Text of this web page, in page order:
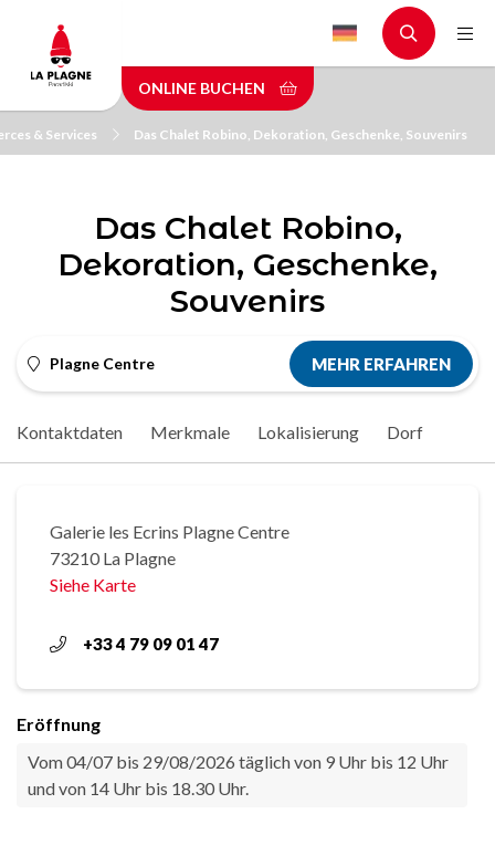
main
content
ONLINE BUCHEN
& Services Das Chalet Robino, Dekoration, Geschenke, Souvenirs
Das Chalet Robino,
Dekoration, Geschenke,
Souvenirs
Plagne Centre MEHR ERFAHREN
Kontaktdaten Merkmale Lokalisierung Dorf
Galerie les Ecrins Plagne Centre
73210 La Plagne
Siehe Karte
+33 4 79 09 01 47
Eröffnung
Vom 04/07 bis 29/08/2026 täglich von 9 Uhr bis 12 Uhr
und von 14 Uhr bis 18.30 Uhr.